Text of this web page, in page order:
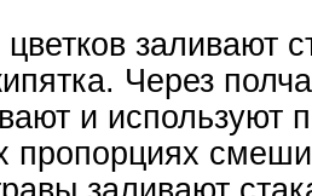
цветков заливают
Через
и используют
пропорциях